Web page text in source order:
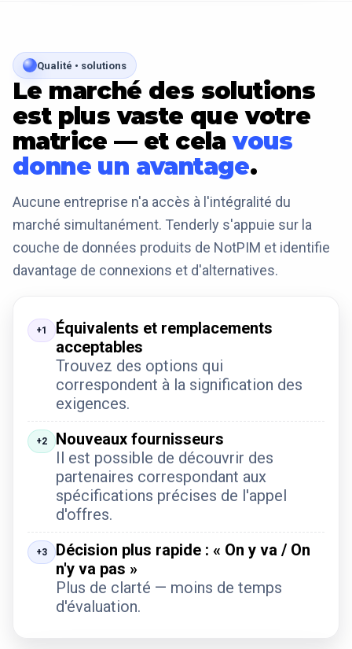
Qualité • solutions
Le marché des solutions
est plus vaste que votre
matrice — et celavous
donne un avantage.
Aucune entreprise n'a accès à l'intégralité du
marché simultanément. Tenderly s'appuie sur la
couche de données produits de NotPIM et identifie
davantage de connexions et d'alternatives.
+1
Équivalents et remplacements
acceptables
Trouvez des options qui
correspondent à la signification des
exigences.
+2
Nouveaux fournisseurs
Il est possible de découvrir des
partenaires correspondant aux
spécifications précises de l'appel
d'offres.
+3
Décision plus rapide : « On y va / On
n'y va pas »
Plus de clarté — moins de temps
d'évaluation.